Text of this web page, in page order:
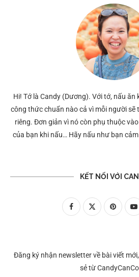
Hi! Tớ là Candy (Dương). Với tớ, nấu
công thức chuẩn nào cả vì mỗi người sẽ
riêng. Đơn giản vì nó còn phụ thuộc
của bạn khi nấu… Hãy nấu như bạn
KẾT NỐI VỚI
Đăng ký nhận newsletter về bài viết
sẻ từ